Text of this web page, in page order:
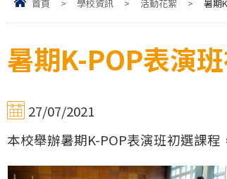
首頁 > 學校資訊 > 活動花絮 > 暑期
暑期K-POP表演
27/07/2021
本校舉辦暑期K-POP表演班初選課